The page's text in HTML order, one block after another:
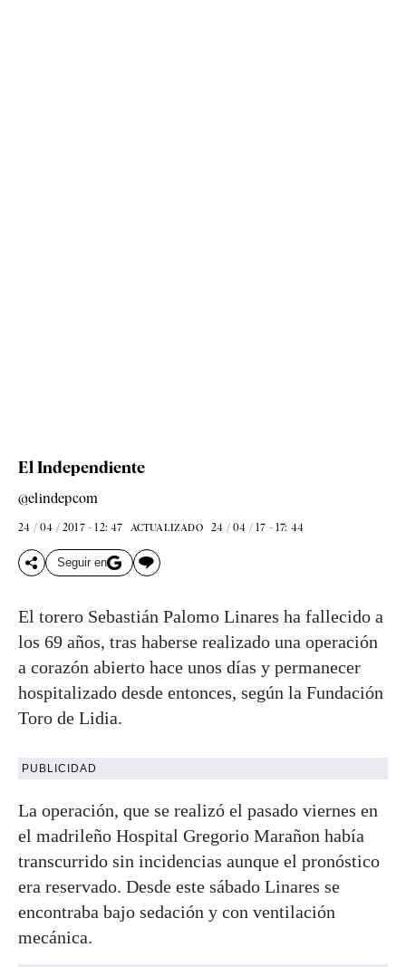
El Independiente
@elindepcom
24 / 04 / 2017 - 12: 47 ACTUALIZADO 24 / 04 / 17 - 17: 44
Seguir en
El torero Sebastián Palomo Linares ha fallecido a
los 69 años, tras haberse realizado una operación
a corazón abierto hace unos días y permanecer
hospitalizado desde entonces, según la Fundación
Toro de Lidia.
PUBLICIDAD
La operación, que se realizó el pasado viernes en
el madrileño Hospital Gregorio Marañon había
transcurrido sin incidencias aunque el pronóstico
era reservado. Desde este sábado Linares se
encontraba bajo sedación y con ventilación
mecánica.